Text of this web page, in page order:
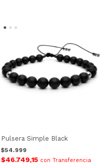
Pulsera Simple Black
$54.999
$46.749,15 con Transferencia